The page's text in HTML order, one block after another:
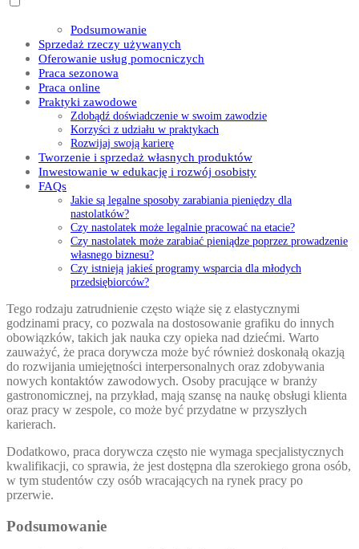
Podsumowanie
Sprzedaż rzeczy używanych
Oferowanie usług pomocniczych
Praca sezonowa
Praca online
Praktyki zawodowe
Zdobądź doświadczenie w swoim zawodzie
Korzyści z udziału w praktykach
Rozwijaj swoją karierę
Tworzenie i sprzedaż własnych produktów
Inwestowanie w edukację i rozwój osobisty
FAQs
Jakie są legalne sposoby zarabiania pieniędzy dla
nastolatków?
Czy nastolatek może legalnie pracować na etacie?
Czy nastolatek może zarabiać pieniądze poprzez prowadzenie
własnego biznesu?
Czy istnieją jakieś programy wsparcia dla młodych
przedsiębiorców?
Tego rodzaju zatrudnienie często wiąże się z elastycznymi
godzinami pracy, co pozwala na dostosowanie grafiku do innych
obowiązków, takich jak nauka czy opieka nad dziećmi. Warto
zauważyć, że praca dorywcza może być również doskonałą okazją
do rozwijania umiejętności interpersonalnych oraz zdobywania
nowych kontaktów zawodowych. Osoby pracujące w branży
gastronomicznej, na przykład, mają szansę na naukę obsługi klienta
oraz pracy w zespole, co może być przydatne w przyszłych
karierach.
Dodatkowo, praca dorywcza często nie wymaga specjalistycznych
kwalifikacji, co sprawia, że jest dostępna dla szerokiego grona osób,
w tym studentów czy osób wracających na rynek pracy po
przerwie.
Podsumowanie